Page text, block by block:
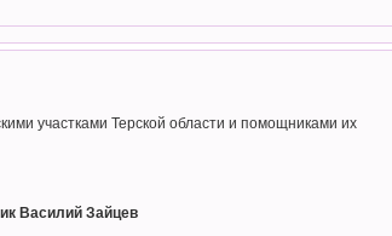
участками Терской области и помощниками их
Василий Зайцев